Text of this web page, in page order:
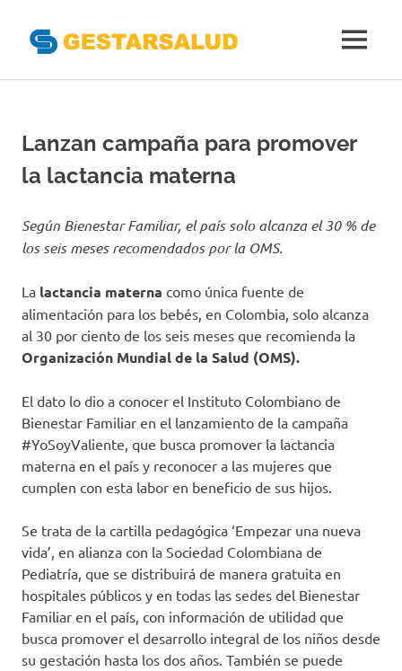
del
Aseguramiento
de
Salud
MENÚ
Lanzan campaña para promover
la lactancia materna
Según Bienestar Familiar, el país solo alcanza el 30 % de
los seis meses recomendados por la OMS.
La lactancia materna como única fuente de
alimentación para los bebés, en Colombia, solo alcanza
al 30 por ciento de los seis meses que recomienda la
Organización Mundial de la Salud (OMS).
El dato lo dio a conocer el Instituto Colombiano de
Bienestar Familiar en el lanzamiento de la campaña
#YoSoyValiente, que busca promover la lactancia
materna en el país y reconocer a las mujeres que
cumplen con esta labor en beneficio de sus hijos.
Se trata de la cartilla pedagógica ‘Empezar una nueva
vida’, en alianza con la Sociedad Colombiana de
Pediatría, que se distribuirá de manera gratuita en
hospitales públicos y en todas las sedes del Bienestar
Familiar en el país, con información de utilidad que
busca promover el desarrollo integral de los niños desde
su gestación hasta los dos años. También se puede